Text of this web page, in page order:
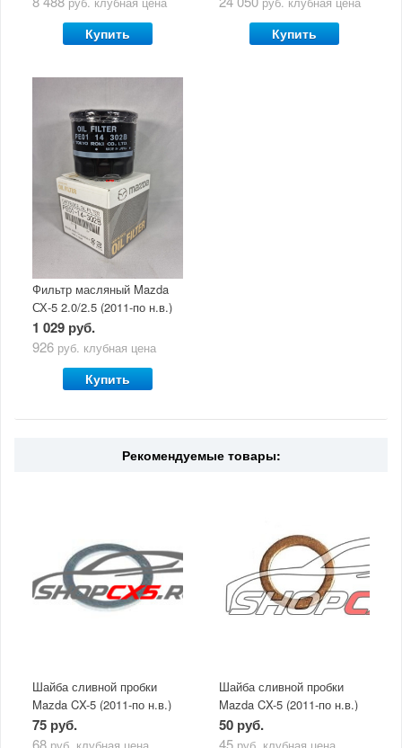
Купить Купить
Фильтр масляный Mazda
СХ-5 2.0/2.5 (2011-по н.в.)
1 029 руб.
926 руб. клубная цена
Купить
Рекомендуемые товары:
Шайба сливной пробки
Mazda CX-5 (2011-по н.в.)
75 руб.
68
Шайба сливной пробки
Mazda CX-5 (2011-по н.в.)
Victor Reinz
50 руб.
45